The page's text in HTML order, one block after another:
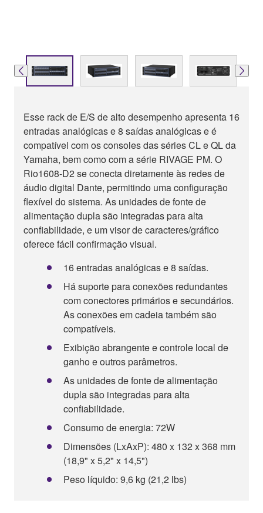
Esse rack de E/S de alto desempenho apresenta 16
entradas analógicas e 8 saídas analógicas e é
compatível com os consoles das séries CL e QL da
Yamaha, bem como com a série RIVAGE PM. O
Rio1608-D2 se conecta diretamente às redes de
áudio digital Dante, permitindo uma configuração
flexível do sistema. As unidades de fonte de
alimentação dupla são integradas para alta
confiabilidade, e um visor de caracteres/gráfico
oferece fácil confirmação visual.
16 entradas analógicas e 8 saídas.
Há suporte para conexões redundantes
com conectores primários e secundários.
As conexões em cadeia também são
compatíveis.
Exibição abrangente e controle local de
ganho e outros parâmetros.
As unidades de fonte de alimentação
dupla são integradas para alta
confiabilidade.
Consumo de energia: 72W
Dimensões (LxAxP): 480 x 132 x 368 mm
(18,9" x 5,2" x 14,5")
Peso líquido: 9,6 kg (21,2 lbs)